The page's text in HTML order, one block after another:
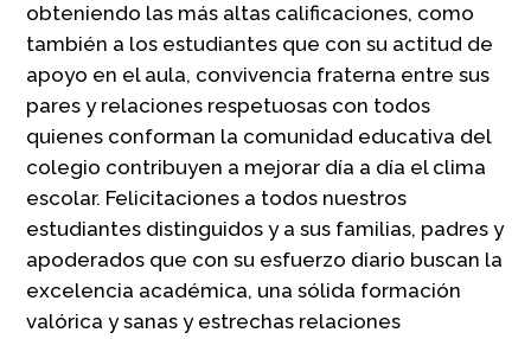
obteniendo las más altas calificaciones, como
también a los estudiantes que con su actitud de
apoyo en el aula, convivencia fraterna entre sus
pares y relaciones respetuosas con todos
quienes conforman la comunidad educativa del
colegio contribuyen a mejorar día a día el clima
escolar. Felicitaciones a todos nuestros
estudiantes distinguidos y a sus familias, padres y
apoderados que con su esfuerzo diario buscan la
excelencia académica, una sólida formación
valórica y sanas y estrechas relaciones